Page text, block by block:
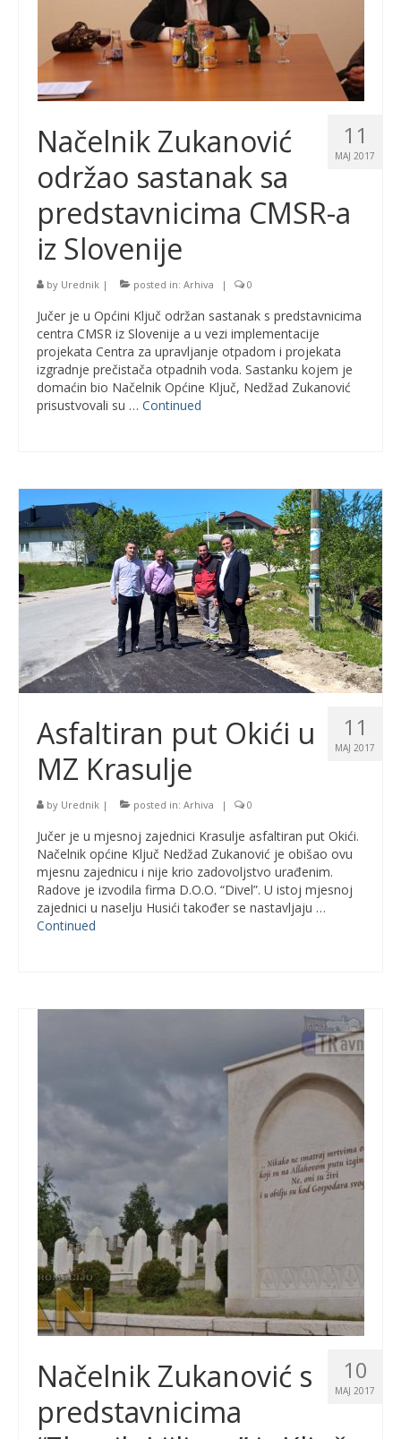
11
MAJ 2017
Načelnik Zukanović
održao sastanak sa
predstavnicima CMSR-a
iz Slovenije
by Urednik | posted in: Arhiva | 0
Jučer je u Općini Ključ održan sastanak s predstavnicima
centra CMSR iz Slovenije a u vezi implementacije
projekata Centra za upravljanje otpadom i projekata
izgradnje prečistača otpadnih voda. Sastanku kojem je
domaćin bio Načelnik Općine Ključ, Nedžad Zukanović
prisustvovali su … Continued
11
MAJ 2017
Asfaltiran put Okići u
MZ Krasulje
by Urednik | posted in: Arhiva | 0
Jučer je u mjesnoj zajednici Krasulje asfaltiran put Okići.
Načelnik općine Ključ Nedžad Zukanović je obišao ovu
mjesnu zajednicu i nije krio zadovoljstvo urađenim.
Radove je izvodila firma D.O.O. “Divel”. U istoj mjesnoj
zajednici u naselju Husići također se nastavljaju …
Continued
10
MAJ 2017
Načelnik Zukanović s
predstavnicima